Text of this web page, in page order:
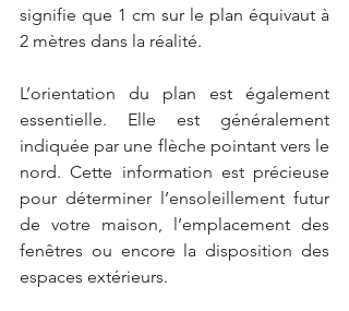
signifie que 1 cm sur le plan équivaut à
2 mètres dans la réalité.
L’orientation du plan est également
essentielle. Elle est généralement
indiquée par une flèche pointant vers le
nord. Cette information est précieuse
pour déterminer l’ensoleillement futur
de votre maison, l’emplacement des
fenêtres ou encore la disposition des
espaces extérieurs.